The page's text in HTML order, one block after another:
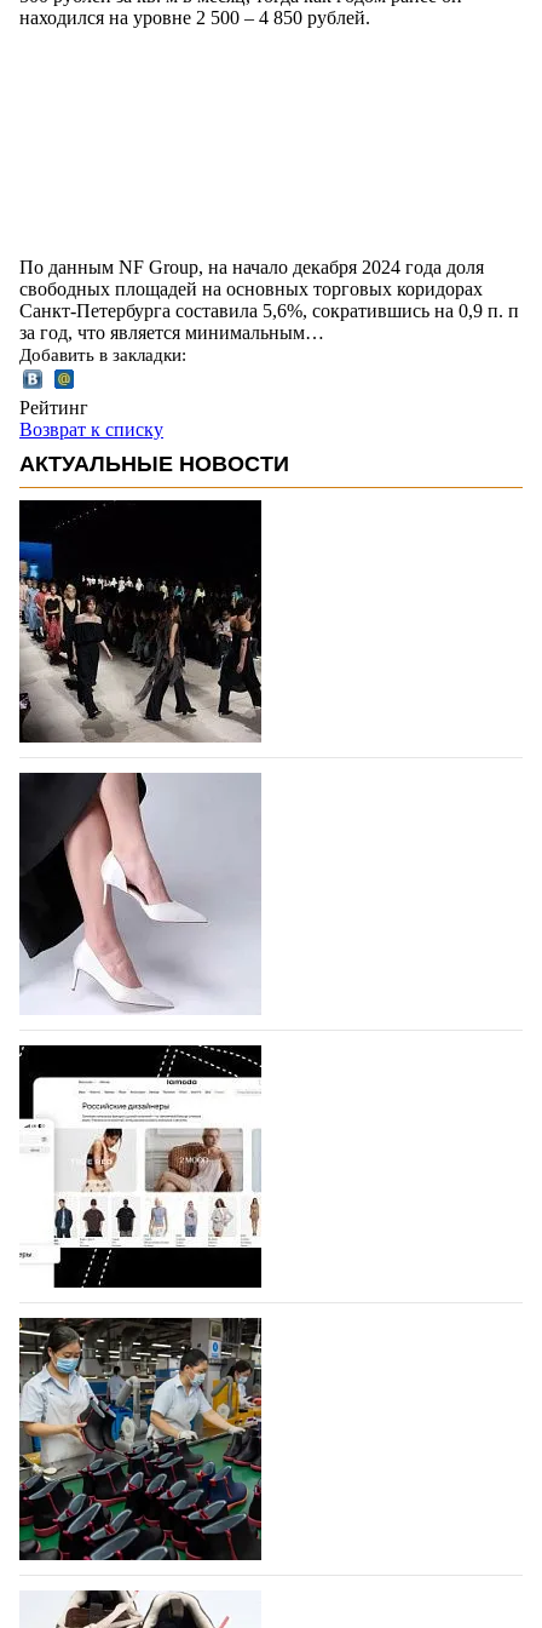
находился на уровне 2 500 – 4 850 рублей.
По данным NF Group, на начало декабря 2024 года доля
свободных площадей на основных торговых коридорах
Санкт-Петербурга составила 5,6%, сократившись на 0,9 п. п
за год, что является минимальным…
Добавить в закладки:
Рейтинг
Возврат к списку
АКТУАЛЬНЫЕ НОВОСТИ
На участие в Московской неделе моды
подано 1047 заявок
На участие в седьмой Московской неделе моды,
которая пройдет в российской столице с 26 сентября
по 1 октября, уже подано 1047 заявок. Примерно
половину из них (494) прислали дизайнеры,
коллекции которых не были представлены в…
07.08.2026 604
BALLINA представит свои новинки на Euro
Shoes
Компания BALLINA Guangzhou Lihuang Footwear
Co., Ltd., основанная в 2011 году и расположенная в
Гуанчжоу, столице моды Китая, является
профессиональной обувной компанией,
объединяющей разработку, производство и…
07.08.2026 460
На платформе Lamoda - новый раздел и
условия продвижения локальных
дизайнерских марок
Российский маркетплейс Lamoda решил обновить
раздел для продажи продукции локальных
дизайнерских марок одежды, обуви и аксессуаров.
Бренды также получат маркетинговую…
06.08.2026 625
Объем мирового производства обуви в